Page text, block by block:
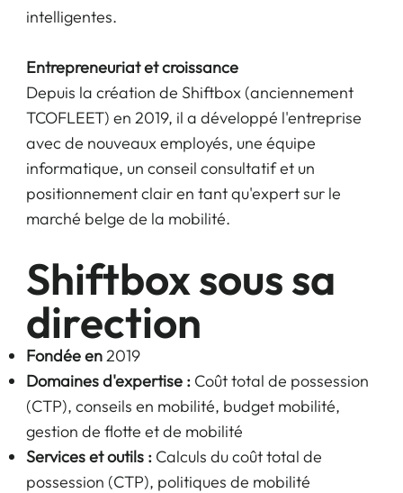
intelligentes.
Entrepreneuriat et croissance
Depuis la création de Shiftbox (anciennement
TCOFLEET) en 2019, il a développé l'entreprise
avec de nouveaux employés, une équipe
informatique, un conseil consultatif et un
positionnement clair en tant qu'expert sur le
marché belge de la mobilité.
Shiftbox sous sa
direction
Fondée en2019
Domaines d'expertise :Coût total de possession
(CTP), conseils en mobilité, budget mobilité,
gestion de flotte et de mobilité
Services et outils :Calculs du coût total de
possession (CTP), politiques de mobilité